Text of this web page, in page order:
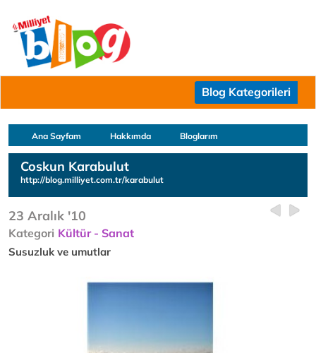
Blog Kategorileri
Ana Sayfam Hakkımda Bloglarım
Coskun Karabulut
http://blog.milliyet.com.tr/karabulut
23 Aralık '10
Kategori Kültür - Sanat
Susuzluk ve umutlar